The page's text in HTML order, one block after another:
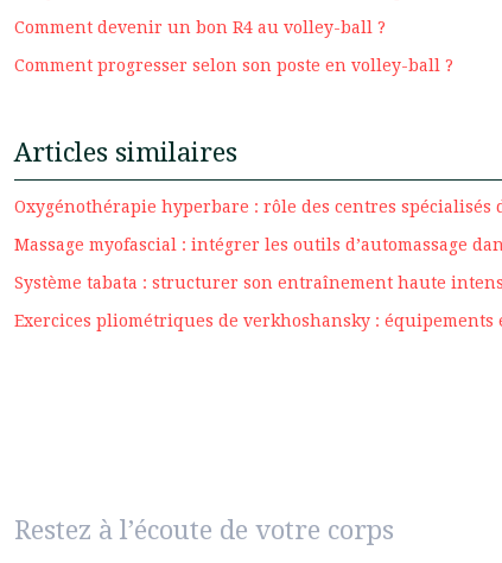
Comment devenir un bon R4 au volley-ball ?
Comment progresser selon son poste en volley-ball ?
Articles similaires
Oxygénothérapie hyperbare : rôle des centres
Massage myofascial : intégrer les outils d’automassage
Système tabata : structurer son entraînement haute
Exercices pliométriques de verkhoshansky : équipements
Restez à l’écoute de votre corps